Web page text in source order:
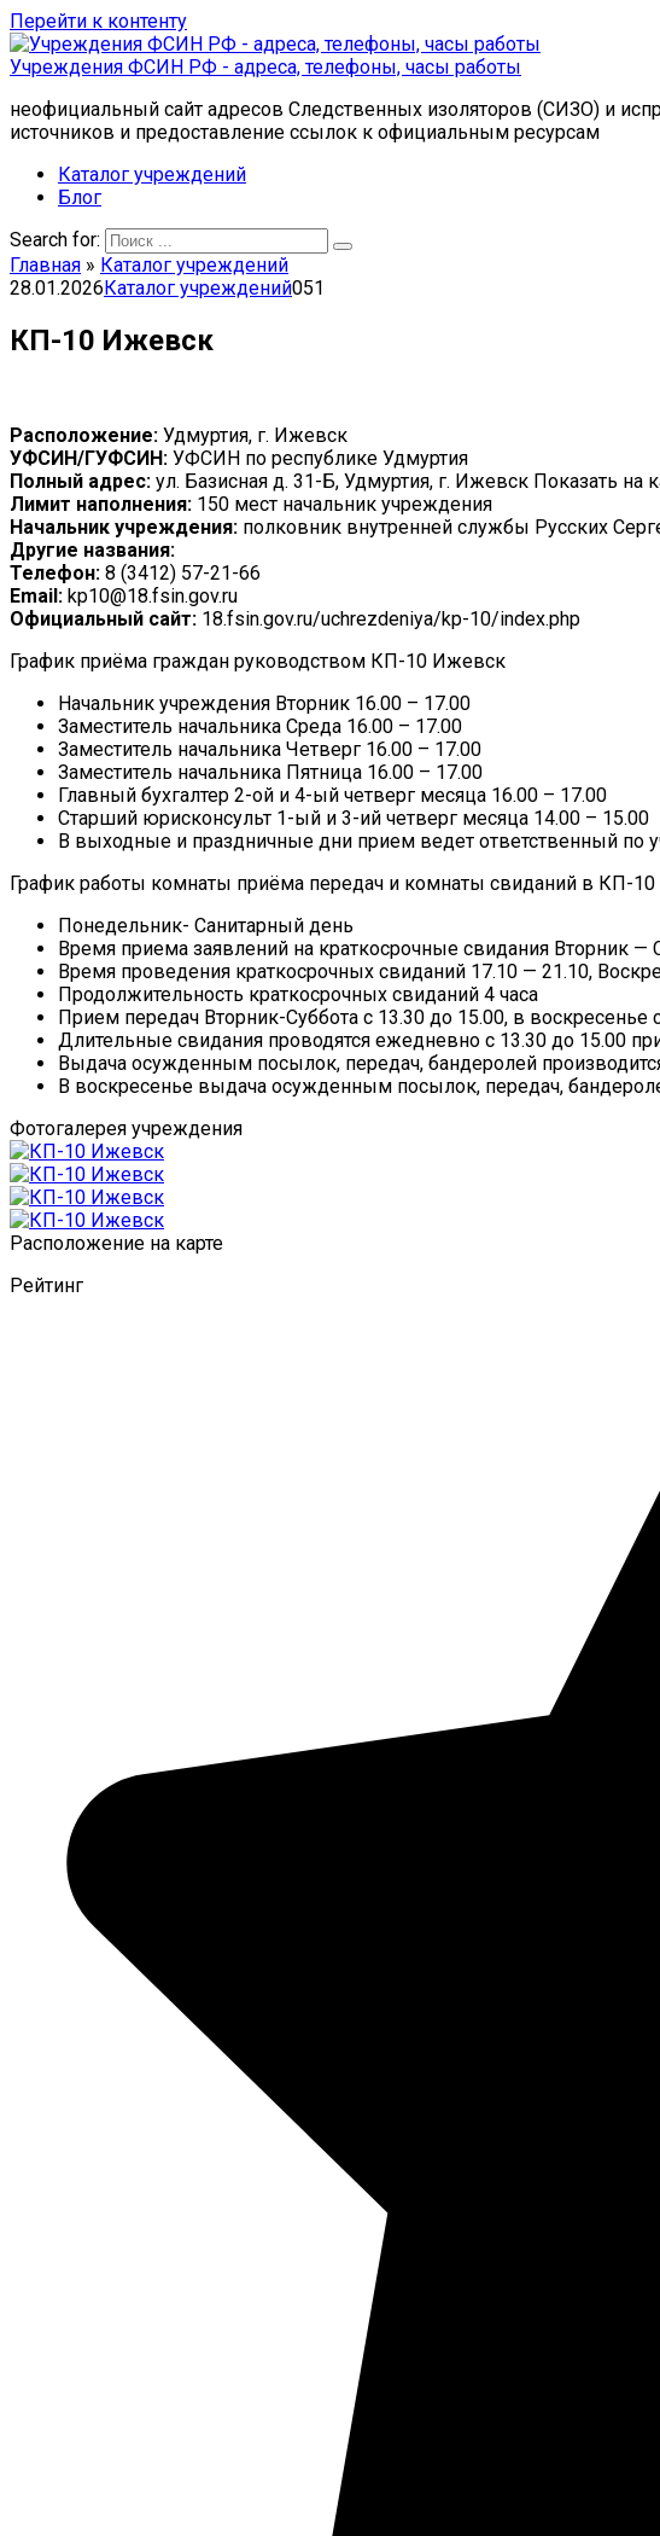
Перейти к контенту
Учреждения ФСИН РФ - адреса, телефоны, часы работы
неофициальный сайт адресов Следственных изоляторов (СИЗО) и
источников и предоставление ссылок к официальным ресурсам
Каталог учреждений
Блог
Search for:
Главная » Каталог учреждений
28.01.2026Каталог учреждений051
КП-10 Ижевск
Расположение: Удмуртия, г. Ижевск
УФСИН/ГУФСИН: УФСИН по республике Удмуртия
Полный адрес: ул. Базисная д. 31-Б, Удмуртия, г. Ижевск Показать
Лимит наполнения: 150 мест начальник учреждения
Начальник учреждения: полковник внутренней службы Русских
Другие названия:
Телефон: 8 (3412) 57-21-66
Email: kp10@18.fsin.gov.ru
Официальный сайт: 18.fsin.gov.ru/uchrezdeniya/kp-10/index.php
График приёма граждан руководством КП-10 Ижевск
Начальник учреждения Вторник 16.00 – 17.00
Заместитель начальника Среда 16.00 – 17.00
Заместитель начальника Четверг 16.00 – 17.00
Заместитель начальника Пятница 16.00 – 17.00
Главный бухгалтер 2-ой и 4-ый четверг месяца 16.00 – 17.00
Старший юрисконсульт 1-ый и 3-ий четверг месяца 14.00 – 15.00
В выходные и праздничные дни прием ведет ответственный по
График работы комнаты приёма передач и комнаты свиданий в КП-
Понедельник- Санитарный день
Время приема заявлений на краткосрочные свидания Вторник —
Время проведения краткосрочных свиданий 17.10 — 21.10,
Продолжительность краткосрочных свиданий 4 часа
Прием передач Вторник-Суббота с 13.30 до 15.00, в воскресенье
Длительные свидания проводятся ежедневно с 13.30 до 15.00
Выдача осужденным посылок, передач, бандеролей
В воскресенье выдача осужденным посылок, передач,
Фотогалерея учреждения
Расположение на карте
Рейтинг